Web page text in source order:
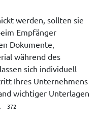
werden, sollten sie
Empfänger
Dokumente,
während des
sich individuell
Ihres Unternehmens
wichtiger Unterlagen
372